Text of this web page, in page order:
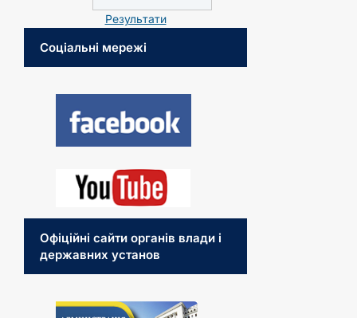
Результати
Соціальні мережі
Офіційні сайти органів влади і
державних установ